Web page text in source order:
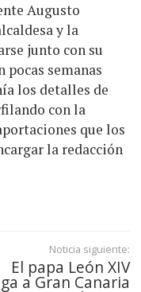
Augusto
y la
junto con su
pocas semanas
los detalles de
con la
que los
la redacción
Noticia siguiente:
El papa León XIV
a Gran Canaria